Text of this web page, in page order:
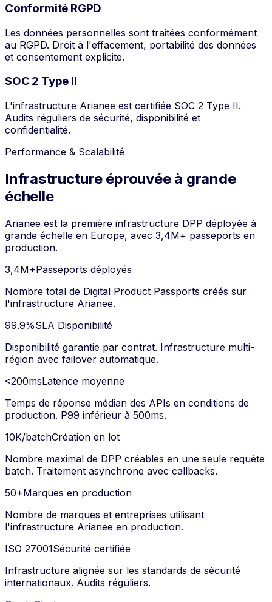
Conformité RGPD
Les données personnelles sont traitées conformément
au RGPD. Droit à l'effacement, portabilité des données
et consentement explicite.
SOC 2 Type II
L'infrastructure Arianee est certifiée SOC 2 Type II.
Audits réguliers de sécurité, disponibilité et
confidentialité.
Performance & Scalabilité
Infrastructure éprouvée à grande
échelle
Arianee est la première infrastructure DPP déployée à
grande échelle en Europe, avec 3,4M+ passeports en
production.
3,4M+Passeports déployés
Nombre total de Digital Product Passports créés sur
l'infrastructure Arianee.
99.9%SLA Disponibilité
Disponibilité garantie par contrat. Infrastructure multi-
région avec failover automatique.
<200msLatence moyenne
Temps de réponse médian des APIs en conditions de
production. P99 inférieur à 500ms.
10K/batchCréation en lot
Nombre maximal de DPP créables en une seule requête
batch. Traitement asynchrone avec callbacks.
50+Marques en production
Nombre de marques et entreprises utilisant
l'infrastructure Arianee en production.
ISO 27001Sécurité certifiée
Infrastructure alignée sur les standards de sécurité
internationaux. Audits réguliers.